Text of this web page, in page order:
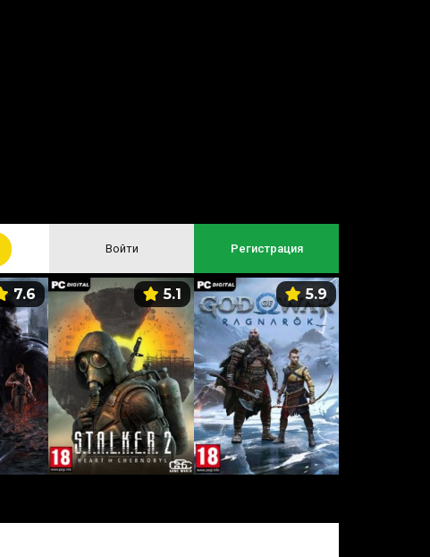
Войти Регистрация
7.6 5.1 5.9